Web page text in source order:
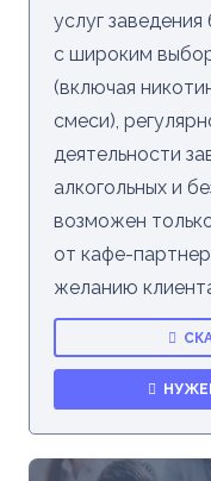
услуг
с широким
(включая
смеси),
деятельности
алкогольных и
возможен
от кафе-
желанию